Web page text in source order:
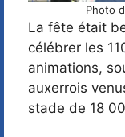
Photo
La fête était
célébrer les
animations,
auxerrois
stade de 18